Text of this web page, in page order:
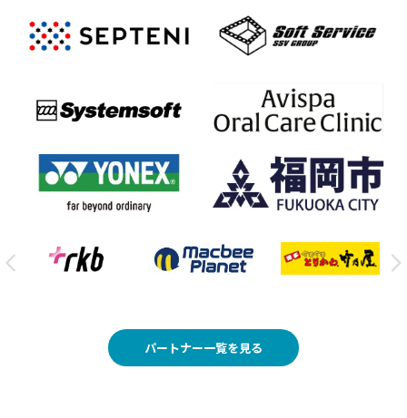
パートナー一覧を見る